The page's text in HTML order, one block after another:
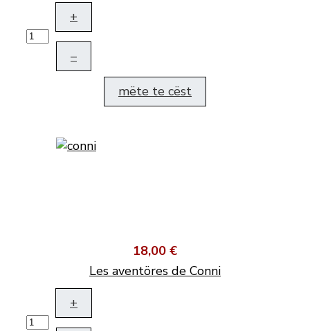
+
–
mëte te cëst
18,00 €
Les aventöres de Conni
+